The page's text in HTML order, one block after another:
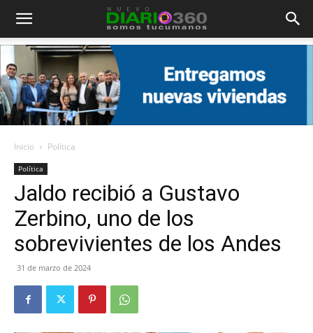
Diario
360
Inicio Política
Política
Jaldo recibió a Gustavo
Zerbino, uno de los
sobrevivientes de los Andes
31 de marzo de 2024